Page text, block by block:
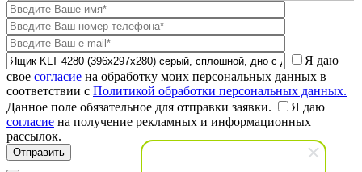
Я даю
свое согласие на обработку моих персональных данных в
соответствии с Политикой обработки персональных данных.
Данное поле обязательное для отправки заявки.
Я даю
согласие на получение рекламных и информационных
рассылок.